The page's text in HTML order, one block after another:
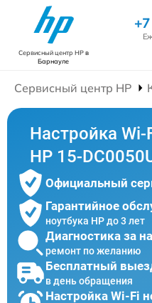
Сервисный центр HPв
Барнауле
Сервисный центр HP
Настройка Wi-
HP 15-
Официальный
Гарантийное
ноутбука HP до 3 лет
Диагностика за
ремонт по желанию
Бесплатный
в день обращения
Настройка Wi-Fi